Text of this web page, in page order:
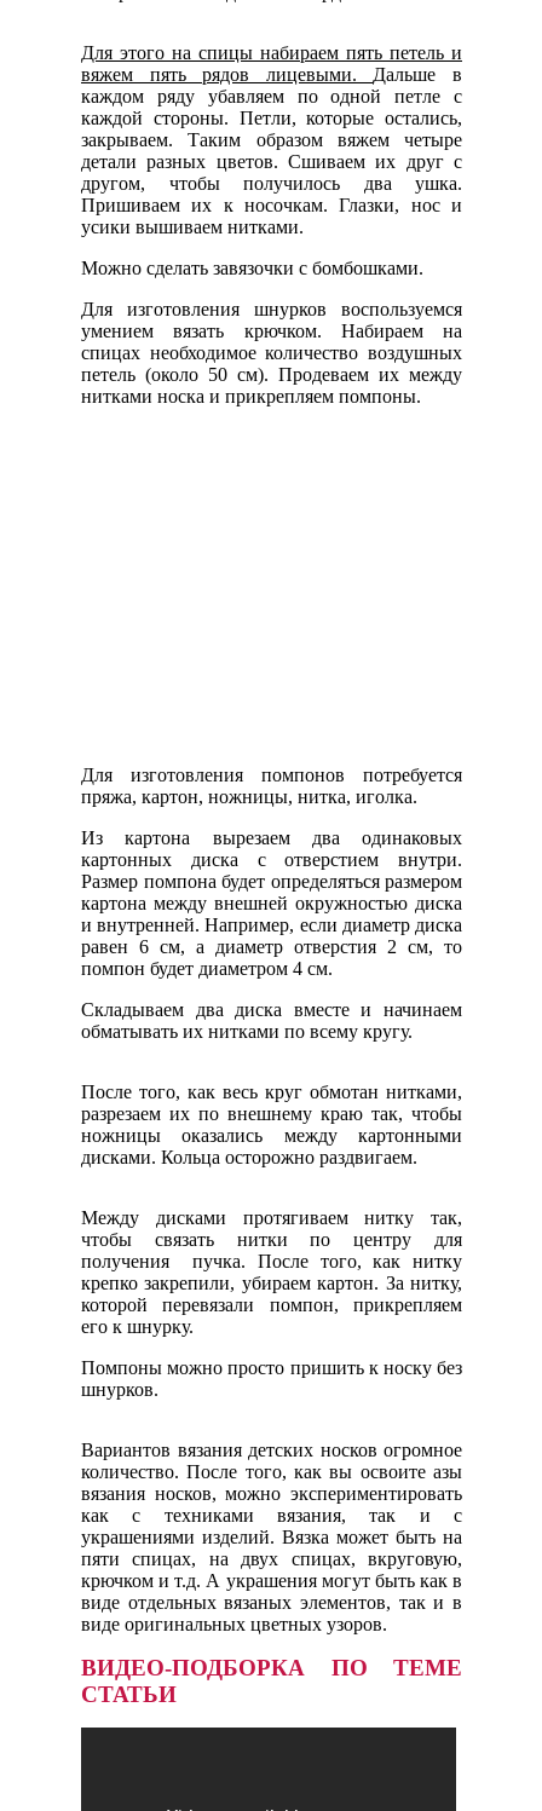
Для этого на спицы набираем пять петель и
вяжем пять рядов лицевыми. Дальше в
каждом ряду убавляем по одной петле с
каждой стороны. Петли, которые остались,
закрываем. Таким образом вяжем четыре
детали разных цветов. Сшиваем их друг с
другом, чтобы получилось два ушка.
Пришиваем их к носочкам. Глазки, нос и
усики вышиваем нитками.
Можно сделать завязочки с бомбошками.
Для изготовления шнурков воспользуемся
умением вязать крючком. Набираем на
спицах необходимое количество воздушных
петель (около 50 см). Продеваем их между
нитками носка и прикрепляем помпоны.
Для изготовления помпонов потребуется
пряжа, картон, ножницы, нитка, иголка.
Из картона вырезаем два одинаковых
картонных диска с отверстием внутри.
Размер помпона будет определяться размером
картона между внешней окружностью диска
и внутренней. Например, если диаметр диска
равен 6 см, а диаметр отверстия 2 см, то
помпон будет диаметром 4 см.
Складываем два диска вместе и начинаем
обматывать их нитками по всему кругу.
После того, как весь круг обмотан нитками,
разрезаем их по внешнему краю так, чтобы
ножницы оказались между картонными
дисками. Кольца осторожно раздвигаем.
Между дисками протягиваем нитку так,
чтобы связать нитки по центру для
получения пучка. После того, как нитку
крепко закрепили, убираем картон. За нитку,
которой перевязали помпон, прикрепляем
его к шнурку.
Помпоны можно просто пришить к носку без
шнурков.
Вариантов вязания детских носков огромное
количество. После того, как вы освоите азы
вязания носков, можно экспериментировать
как с техниками вязания, так и с
украшениями изделий. Вязка может быть на
пяти спицах, на двух спицах, вкруговую,
крючком и т.д. А украшения могут быть как в
виде отдельных вязаных элементов, так и в
виде оригинальных цветных узоров.
ВИДЕО-ПОДБОРКА ПО ТЕМЕ
СТАТЬИ